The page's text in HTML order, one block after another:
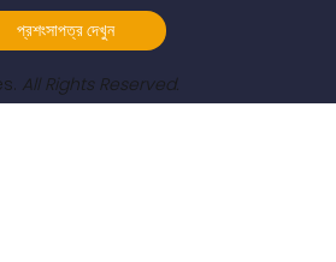
প্রশংসাপত্র দেখুন
All Rights Reserved.